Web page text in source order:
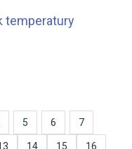
temperatury
5 6 7
14 15 16